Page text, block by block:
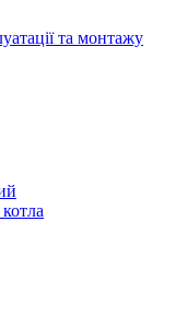
та монтажу